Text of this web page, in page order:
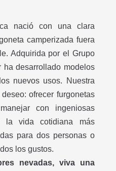
nació con una clara
camperizada fuera
Adquirida por el Grupo
ha desarrollado modelos
nuevos usos. Nuestra
ofrecer furgonetas
con ingeniosas
la vida cotidiana más
para dos personas o
los gustos.
nevadas, viva una